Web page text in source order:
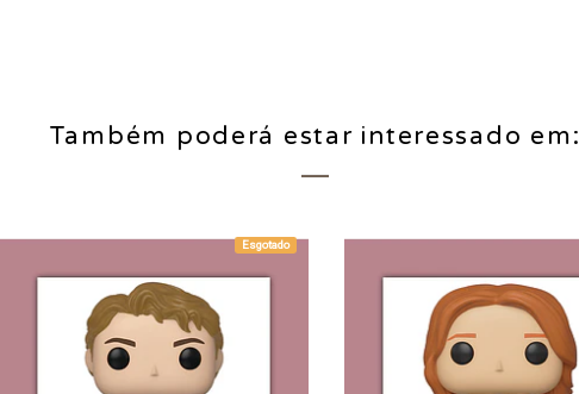
Também poderá estar interessado em:
Esgotado